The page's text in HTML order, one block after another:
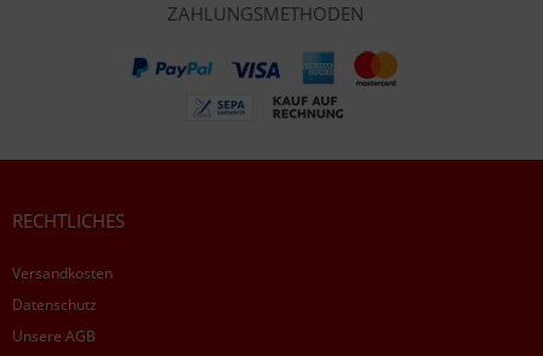
ZAHLUNGSMETHODEN
RECHTLICHES
Versandkosten
Datenschutz
Unsere AGB